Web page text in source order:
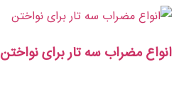
انواع مضراب سه تار برای نواختن